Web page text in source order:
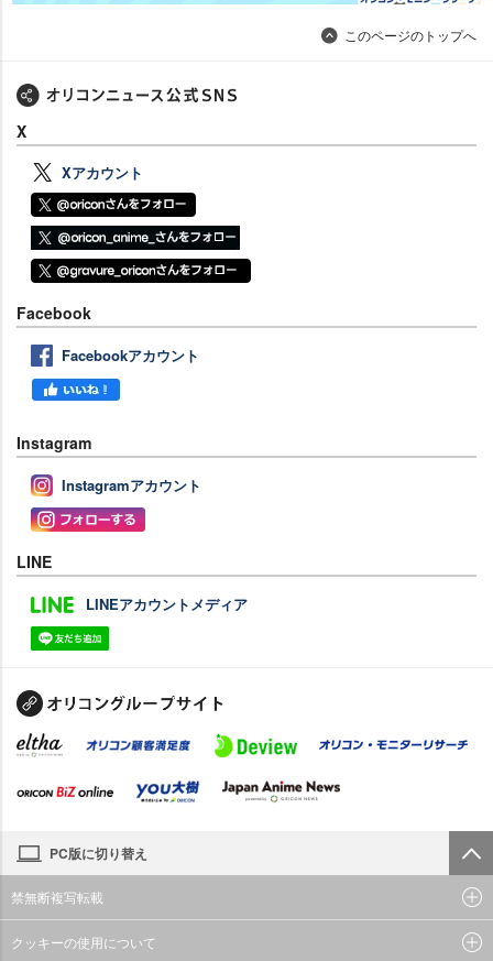
このページのトップへ
X
Xアカウント
Facebook
Facebookアカウント
Instagram
Instagramアカウント
LINE
LINEアカウントメディア
PC版に切り替え
禁無断複写転載
クッキーの使用について